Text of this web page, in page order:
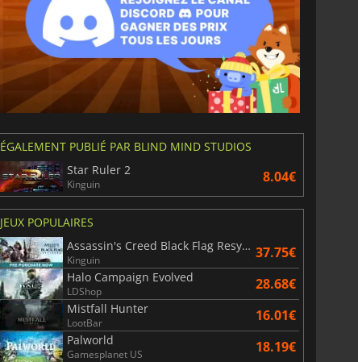
ÉGALEMENT PUBLIÉ PAR BLIND MIND STUDIOS
Star Ruler 2
Kinguin 8.04€
JEUX POPULAIRES
Assassin's Creed Black Flag Resynced
Kinguin 37.75€
Halo Campaign Evolved
LDShop 28.68€
Mistfall Hunter
LootBar 16.01€
Palworld
Gamesplanet US 18.19€